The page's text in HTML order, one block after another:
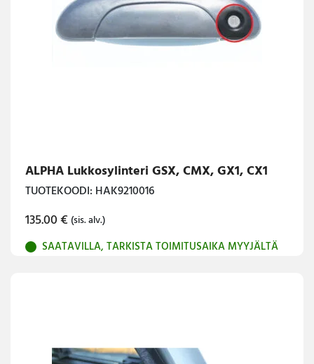
ALPHA Lukkosylinteri GSX, CMX, GX1, CX1
TUOTEKOODI: HAK9210016
135.00€ (sis. alv.)
SAATAVILLA, TARKISTA TOIMITUSAIKA MYYJÄLTÄ